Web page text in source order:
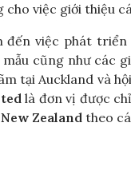
việc giới thiệu
đến việc phát
cũng như các
tại Auckland và
là đơn vị được
Zealand theo